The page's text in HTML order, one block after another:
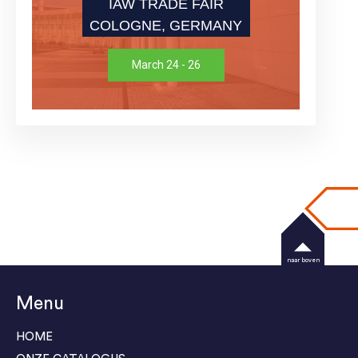
IAW TRADE FAIR
COLOGNE, GERMANY
March 24 - 26
Menu
HOME
naar boven